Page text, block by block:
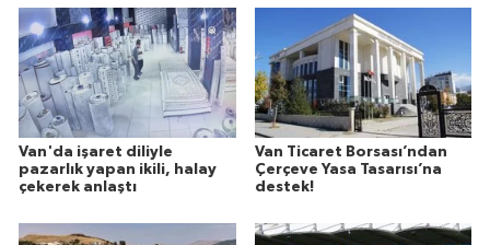
Van'da işaret diliyle
pazarlık yapan ikili, halay
çekerek anlaştı
Van Ticaret Borsası’ndan
Çerçeve Yasa Tasarısı’na
destek!